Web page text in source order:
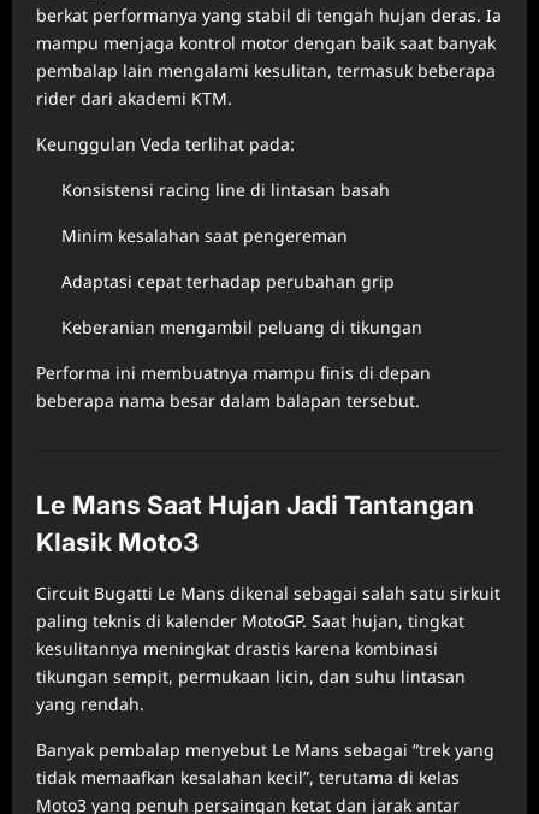
berkat performanya yang stabil di tengah hujan deras. Ia
mampu menjaga kontrol motor dengan baik saat banyak
pembalap lain mengalami kesulitan, termasuk beberapa
rider dari akademi KTM.
Keunggulan Veda terlihat pada:
Konsistensi racing line di lintasan basah
Minim kesalahan saat pengereman
Adaptasi cepat terhadap perubahan grip
Keberanian mengambil peluang di tikungan
Performa ini membuatnya mampu finis di depan
beberapa nama besar dalam balapan tersebut.
Le Mans Saat Hujan Jadi Tantangan
Klasik Moto3
Circuit Bugatti Le Mans dikenal sebagai salah satu sirkuit
paling teknis di kalender MotoGP. Saat hujan, tingkat
kesulitannya meningkat drastis karena kombinasi
tikungan sempit, permukaan licin, dan suhu lintasan
yang rendah.
Banyak pembalap menyebut Le Mans sebagai “trek yang
tidak memaafkan kesalahan kecil”, terutama di kelas
Moto3 yang penuh persaingan ketat dan jarak antar